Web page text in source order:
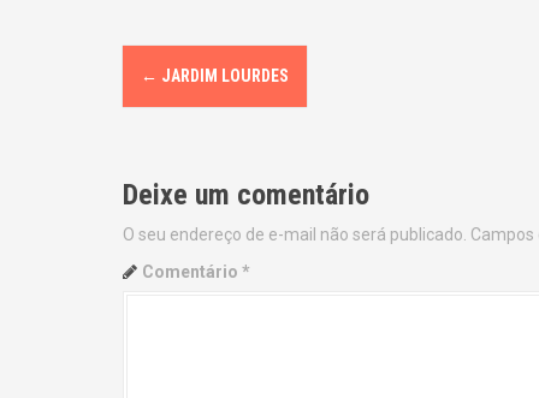
P
o
t
n
← JARDIM LOURDES
Deixe um comentário
O seu endereço de e-mail não será publicado.
Comentário *